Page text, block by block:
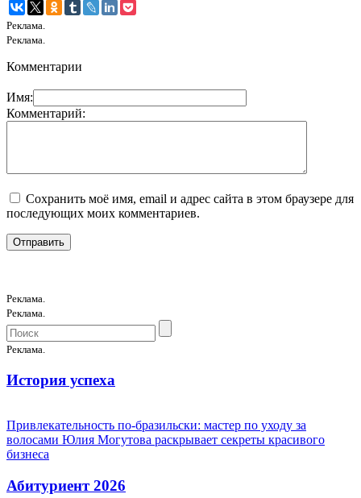
Реклама.
Реклама.
Комментарии
Имя:
Комментарий:
Сохранить моё имя, email и адрес сайта в этом браузере для
последующих моих комментариев.
Реклама.
Реклама.
Реклама.
История успеха
Привлекательность по-бразильски: мастер по уходу за
волосами Юлия Могутова раскрывает секреты красивого
бизнеса
Абитуриент 2026